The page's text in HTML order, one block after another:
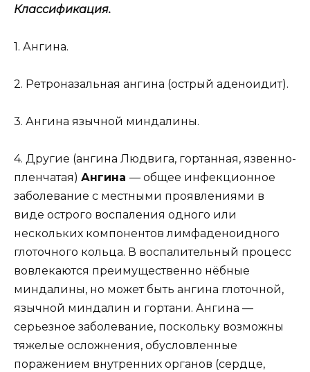
Классификация.
1. Ангина.
2. Ретроназальная ангина (острый аденоидит).
3. Ангина язычной миндалины.
4. Другие (ангина Людвига, гортанная, язвенно-
пленчатая) Ангина — общее инфекционное
заболевание с местными проявлениями в
виде острого воспаления одного или
нескольких компонентов лимфаденоидного
глоточного кольца. В воспалительный процесс
вовлекаются преимущественно нёбные
миндалины, но может быть ангина глоточной,
язычной миндалин и гортани. Ангина —
серьезное заболевание, поскольку возможны
тяжелые осложнения, обусловленные
поражением внутренних органов (сердце,